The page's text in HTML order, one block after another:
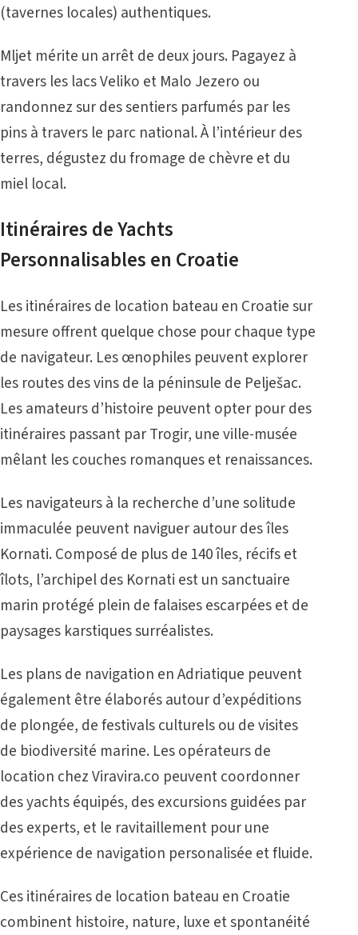
(tavernes locales) authentiques.
Mljet mérite un arrêt de deux jours. Pagayez à
travers les lacs Veliko et Malo Jezero ou
randonnez sur des sentiers parfumés par les
pins à travers le parc national. À l’intérieur des
terres, dégustez du fromage de chèvre et du
miel local.
Itinéraires de Yachts
Personnalisables en Croatie
Les itinéraires de location bateau en Croatie sur
mesure offrent quelque chose pour chaque type
de navigateur. Les œnophiles peuvent explorer
les routes des vins de la péninsule de Pelješac.
Les amateurs d’histoire peuvent opter pour des
itinéraires passant par Trogir, une ville-musée
mêlant les couches romanques et renaissances.
Les navigateurs à la recherche d’une solitude
immaculée peuvent naviguer autour des îles
Kornati. Composé de plus de 140 îles, récifs et
îlots, l’archipel des Kornati est un sanctuaire
marin protégé plein de falaises escarpées et de
paysages karstiques surréalistes.
Les plans de navigation en Adriatique peuvent
également être élaborés autour d’expéditions
de plongée, de festivals culturels ou de visites
de biodiversité marine. Les opérateurs de
location chez Viravira.co peuvent coordonner
des yachts équipés, des excursions guidées par
des experts, et le ravitaillement pour une
expérience de navigation personalisée et fluide.
Ces itinéraires de location bateau en Croatie
combinent histoire, nature, luxe et spontanéité